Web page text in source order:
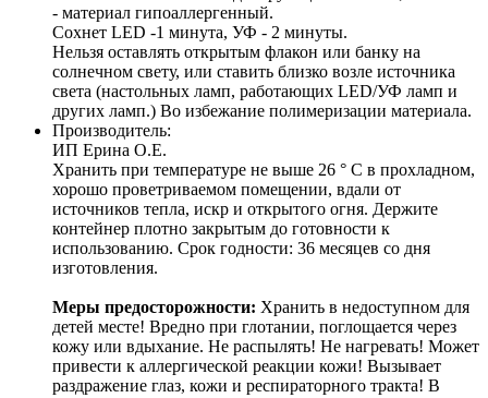
- материал гипоаллергенный.
Сохнет LED -1 минута, УФ - 2 минуты.
Нельзя оставлять открытым флакон или банку на
солнечном свету, или ставить близко возле источника
света (настольных ламп, работающих LED/УФ ламп и
других ламп.) Во избежание полимеризации материала.
Производитель:
ИП Ерина О.Е.
Хранить при температуре не выше 26 ° C в прохладном,
хорошо проветриваемом помещении, вдали от
источников тепла, искр и открытого огня. Держите
контейнер плотно закрытым до готовности к
использованию. Срок годности: 36 месяцев со дня
изготовления.
Меры предосторожности: Хранить в недоступном для
детей месте! Вредно при глотании, поглощается через
кожу или вдыхание. Не распылять! Не нагревать! Может
привести к аллергической реакции кожи! Вызывает
раздражение глаз, кожи и респираторного тракта! В